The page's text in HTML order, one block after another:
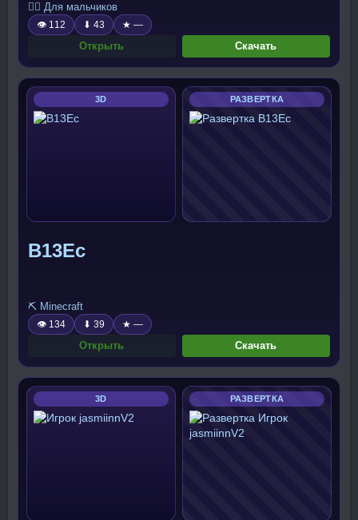
🧍‍♂️ Для мальчиков
👁 112 ⬇ 43 ★ —
Открыть Скачать
3D РАЗВЕРТКА
В13Ес
⛏️ Minecraft
👁 134 ⬇ 39 ★ —
Открыть Скачать
3D РАЗВЕРТКА